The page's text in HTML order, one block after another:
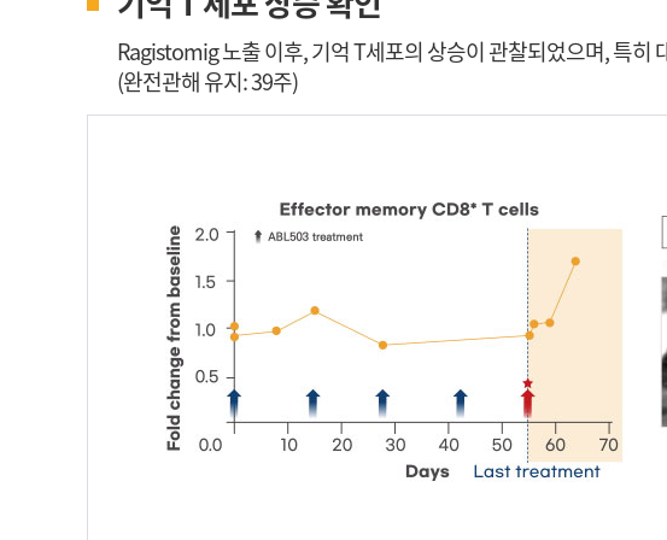
Ragistomig 노출 이후, 기억 T세포의 상승이 관찰되었으며, 특
(완전관해 유지: 39주)